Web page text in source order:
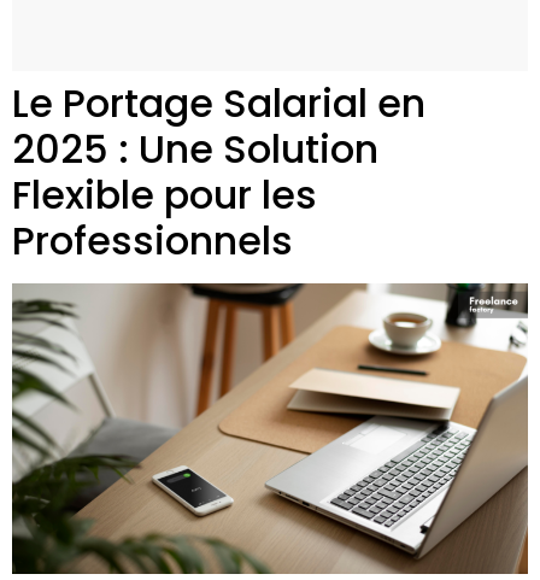
Le Portage Salarial en
2025 : Une Solution
Flexible pour les
Professionnels